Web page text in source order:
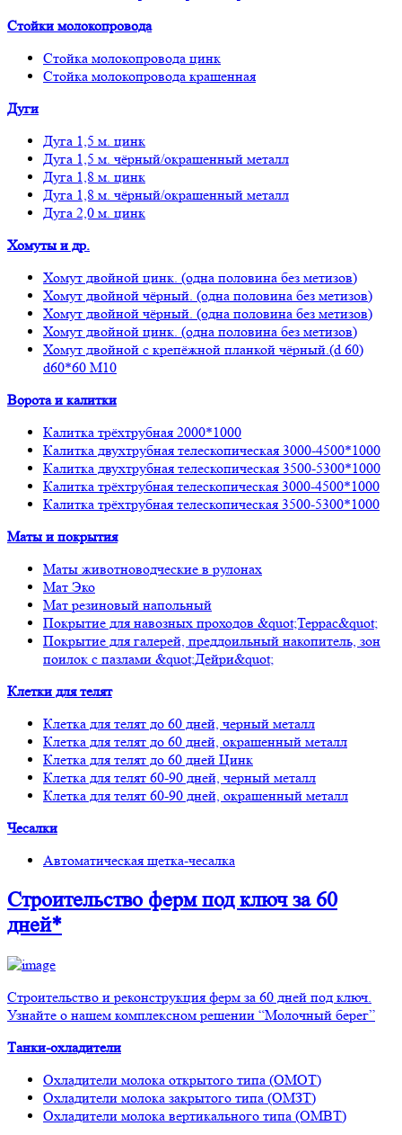
Стойки молокопровода
Стойка молокопровода цинк
Стойка молокопровода крашенная
Дуги
Дуга 1,5 м. цинк
Дуга 1,5 м. чёрный/окрашенный металл
Дуга 1,8 м. цинк
Дуга 1,8 м. чёрный/окрашенный металл
Дуга 2,0 м. цинк
Хомуты и др.
Хомут двойной цинк. (одна половина без метизов)
Хомут двойной чёрный. (одна половина без метизов)
Хомут двойной чёрный. (одна половина без метизов)
Хомут двойной цинк. (одна половина без метизов)
Хомут двойной с крепёжной планкой чёрный.(d 60)
d60*60 М10
Ворота и калитки
Калитка трёхтрубная 2000*1000
Калитка двухтрубная телескопическая 3000-4500*1000
Калитка двухтрубная телескопическая 3500-5300*1000
Калитка трёхтрубная телескопическая 3000-4500*1000
Калитка трёхтрубная телескопическая 3500-5300*1000
Маты и покрытия
Маты животноводческие в рулонах
Мат Эко
Мат резиновый напольный
Покрытие для навозных проходов &quot;Террас&quot;
Покрытие для галерей, преддоильный накопитель, зон
поилок с пазлами &quot;Дейри&quot;
Клетки для телят
Клетка для телят до 60 дней, черный металл
Клетка для телят до 60 дней, окрашенный металл
Клетка для телят до 60 дней Цинк
Клетка для телят 60-90 дней, черный металл
Клетка для телят 60-90 дней, окрашенный металл
Чесалки
Автоматическая щетка-чесалка
Строительство фермпод ключ за 60
дней*
Строительство и реконструкция ферм за 60 дней под ключ.
Узнайте о нашем комплексном решении “Молочный берег”
Танки-охладители
Охладители молока открытого типа (ОМОТ)
Охладители молока закрытого типа (ОМЗТ)
Охладители молока вертикального типа (ОМВТ)